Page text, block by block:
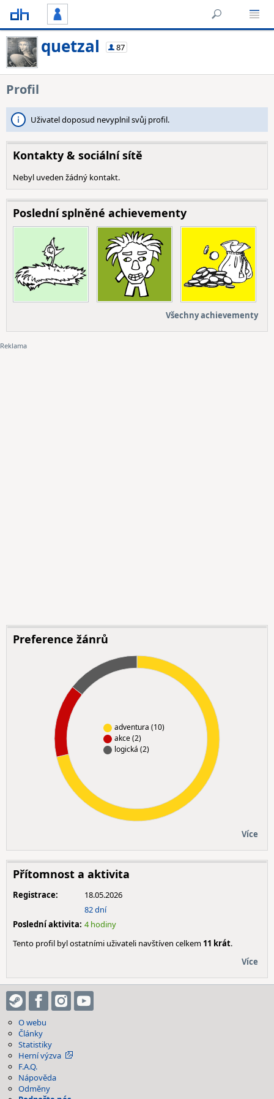
quetzal 87
Profil
Uživatel doposud nevyplnil svůj profil.
Kontakty & sociální sítě
Nebyl uveden žádný kontakt.
Poslední splněné achievementy
Všechny achievementy
Preference žánrů
adventura (10)
akce (2)
logická (2)
Více
Přítomnost a aktivita
Registrace:
18.05.2026
82 dní
Poslední aktivita: 4 hodiny
Tento profil byl ostatními uživateli navštíven celkem 11 krát.
Více
O webu
Články
Statistiky
Herní výzva
F.A.Q.
Nápověda
Odměny